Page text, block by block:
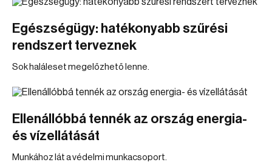
Egészségügy: hatékonyabb szűrési
rendszert terveznek
Sok haláleset megelőzhető lenne.
Ellenállóbbá tennék az ország energia-
és vízellátását
Munkához lát a védelmi munkacsoport.